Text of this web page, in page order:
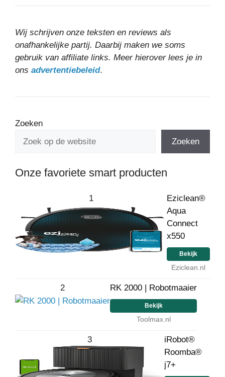
Wij schrijven onze teksten en reviews als
onafhankelijke partij. Daarbij maken we soms
gebruik van affiliate links. Meer hierover lees je in
ons advertentiebeleid.
Zoeken
Zoeken
Onze favoriete smart producten
1
Eziclean®
Aqua
Connect
x550
Bekijk
Eziclean.nl
2 RK 2000 | Robotmaaier
Bekijk
Toolmax.nl
3
iRobot®
Roomba®
j7+